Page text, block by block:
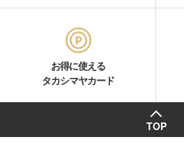
お得に使える
タカシマヤカード
TOP